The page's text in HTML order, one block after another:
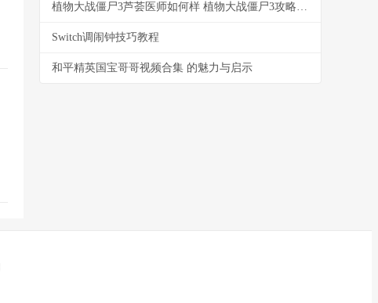
植物大战僵尸3芦荟医师如何样 植物大战僵尸3攻略大全所有攻略汇总
Switch调闹钟技巧教程
和平精英国宝哥哥视频合集 的魅力与启示